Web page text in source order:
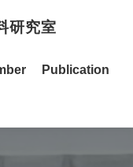
研究室
Publication